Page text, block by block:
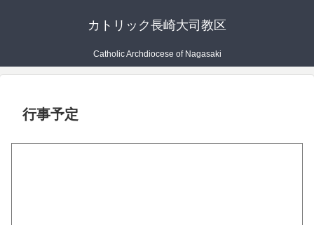
カトリック長崎大司教区
Catholic Archdiocese of Nagasaki
行事予定